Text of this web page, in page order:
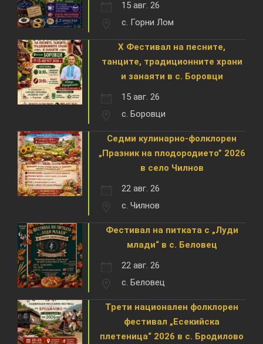
15 авг. 26
с. Горни Лом
X Фестивал на песните,
танците, традиционните храни
и занаяти в с. Боровци
15 авг. 26
с. Боровци
Седми кулинарно-фолклорен
„Празник на плодородието” 2026
в село Чилнов
22 авг. 26
с. Чилнов
Фестивал на питката с „Луди
млади“ в с. Беловец
22 авг. 26
с. Беловец
Трети национален фолклорен
фестивал „Есекийска
плетеница“ 2026 в с. Бродилово